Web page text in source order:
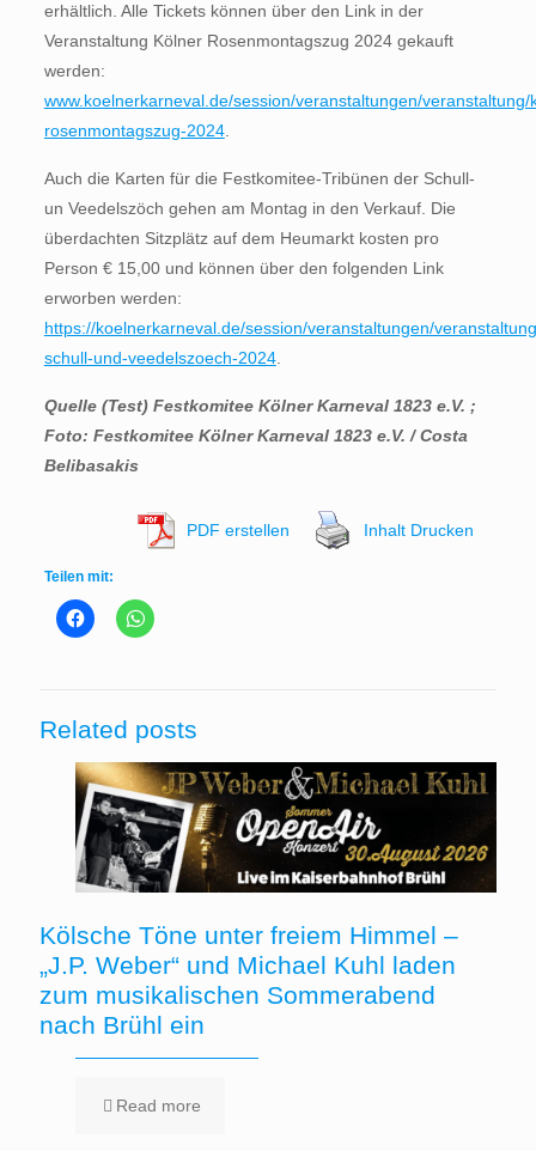
erhältlich. Alle Tickets können über den Link in der
Veranstaltung Kölner Rosenmontagszug 2024 gekauft
werden:
www.koelnerkarneval.de/session/veranstaltungen/veranstaltung/
rosenmontagszug-2024.
Auch die Karten für die Festkomitee-Tribünen der Schull-
un Veedelszöch gehen am Montag in den Verkauf. Die
überdachten Sitzplätz auf dem Heumarkt kosten pro
Person € 15,00 und können über den folgenden Link
erworben werden:
https://koelnerkarneval.de/session/veranstaltungen/
schull-und-veedelszoech-2024.
Quelle (Test) Festkomitee Kölner Karneval 1823 e.V. ;
Foto: Festkomitee Kölner Karneval 1823 e.V. / Costa
Belibasakis
PDF erstellen Inhalt Drucken
Teilen mit:
Related posts
Kölsche Töne unter freiem Himmel –
„J.P. Weber“ und Michael Kuhl laden
zum musikalischen Sommerabend
nach Brühl ein
Read more